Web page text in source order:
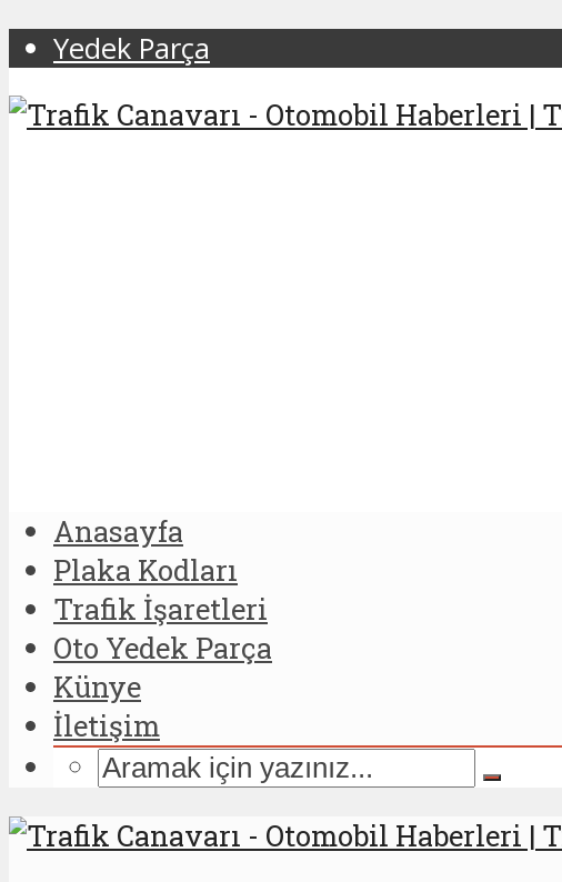
Yedek Parça
Anasayfa
Plaka Kodları
Trafik İşaretleri
Oto Yedek Parça
Künye
İletişim